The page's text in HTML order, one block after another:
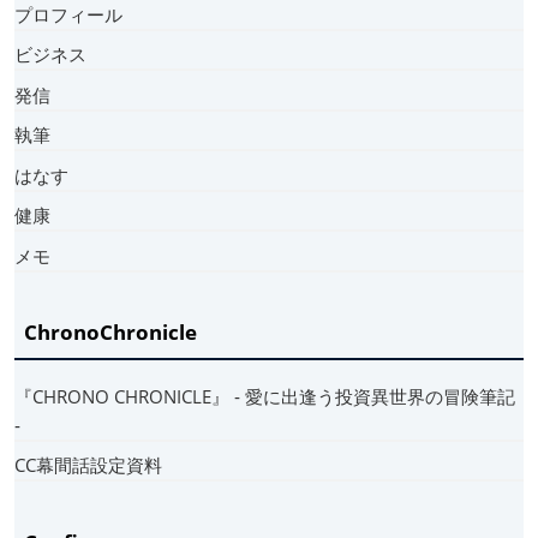
プロフィール
ビジネス
発信
執筆
はなす
健康
メモ
ChronoChronicle
『CHRONO CHRONICLE』 ‐ 愛に出逢う投資異世界の冒険筆記
‐
CC幕間話設定資料